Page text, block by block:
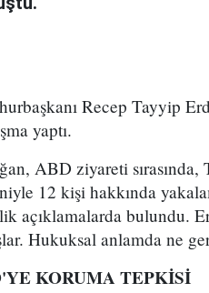
Recep Tayyip
yaptı.
ABD ziyareti
12 kişi hakkında
açıklamalarda bulundu.
Hukuksal anlamda ne
KORUMA TEPKİSİ